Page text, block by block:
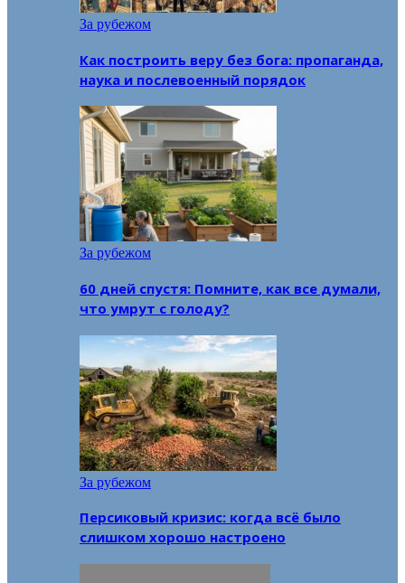
За рубежом
Как построить веру без бога: пропаганда,
наука и послевоенный порядок
За рубежом
60 дней спустя: Помните, как все думали,
что умрут с голоду?
За рубежом
Персиковый кризис: когда всё было
слишком хорошо настроено